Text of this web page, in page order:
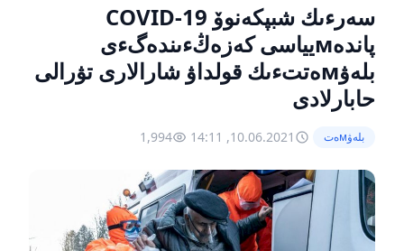
سەرءىك شبپكەنوۆ COVID-19
پاندەмيياسى كەزەڭءىندەگءى
بلەۋмەتتءىك قولداۋ شارالارى تۋرالى
حابارلادى
بلەۋмەت 10.06.2021, 14:11
1,994